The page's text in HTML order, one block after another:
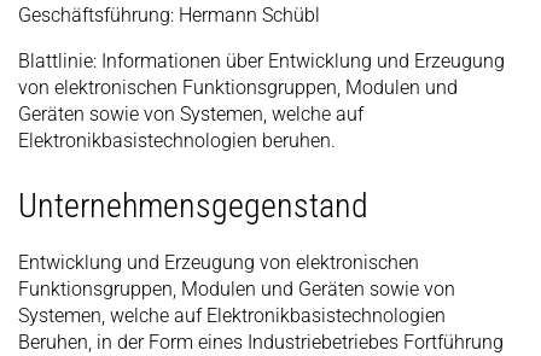
Geschäftsführung: Hermann Schübl
Blattlinie: Informationen über Entwicklung und Erzeugung
von elektronischen Funktionsgruppen, Modulen und
Geräten sowie von Systemen, welche auf
Elektronikbasistechnologien beruhen.
Unternehmensgegenstand
Entwicklung und Erzeugung von elektronischen
Funktionsgruppen, Modulen und Geräten sowie von
Systemen, welche auf Elektronikbasistechnologien
Beruhen, in der Form eines Industriebetriebes Fortführung